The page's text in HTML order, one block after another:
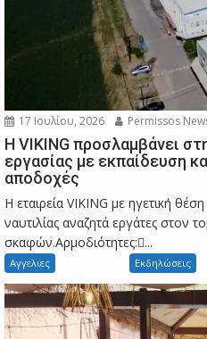
17 Ιουλίου, 2026 Permissos
Η VIKING προσλαμβάνει
εργασίας με εκπαίδευση
αποδοχές
Η εταιρεία VIKING με ηγετική
ναυτιλίας αναζητά εργάτες στον
σκαφών.Αρμοδιότητες:...
Αγγελιες Εκδηλώσεις